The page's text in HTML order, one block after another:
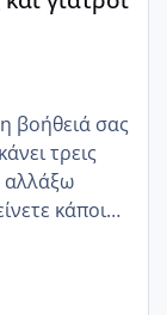
βοήθειά σας
τρεις
αλλάξω
κάποιον
και είχατε
τον
καθόλου